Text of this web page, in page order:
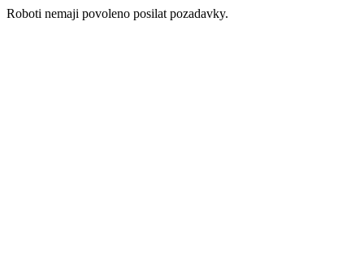
Roboti nemaji povoleno posilat pozadavky.